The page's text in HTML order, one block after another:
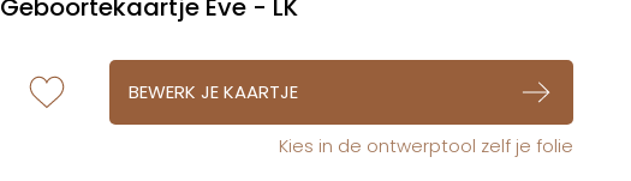
Geboortekaartje Eve - LK
BEWERK JE KAARTJE
Kies in de ontwerptool zelf je folie